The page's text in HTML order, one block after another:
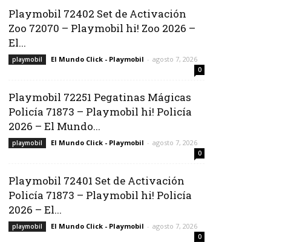
Playmobil 72402 Set de Activación
Zoo 72070 – Playmobil hi! Zoo 2026 –
El...
playmobil El Mundo Click - Playmobil - agosto 7, 2026
0
Playmobil 72251 Pegatinas Mágicas
Policía 71873 – Playmobil hi! Policía
2026 – El Mundo...
playmobil El Mundo Click - Playmobil - agosto 7, 2026
0
Playmobil 72401 Set de Activación
Policía 71873 – Playmobil hi! Policía
2026 – El...
playmobil El Mundo Click - Playmobil - agosto 7, 2026
0